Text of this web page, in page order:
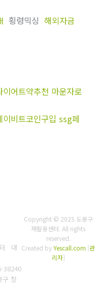
횡령믹싱 해외자금
어트약추천 마운자로
비트코인구입 ssg페
터 대
38240
구 창
Copyright © 2025 도봉구
재활용센터. All rights
reserved.
Created byYescall.com [관
리자]